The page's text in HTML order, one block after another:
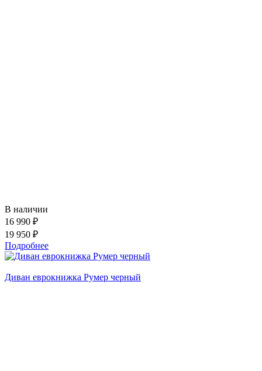
В наличии
16 990 ₽
19 950 ₽
Подробнее
Диван еврокнижка Румер черный